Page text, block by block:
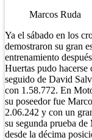
Marcos Ruda
Ya el sábado en los
demostraron su gran
entrenamiento
Huertas pudo
seguido de David
con 1.58.772. En
su poseedor fue
2.06.242 y con un
su segunda prueba
desde la décima